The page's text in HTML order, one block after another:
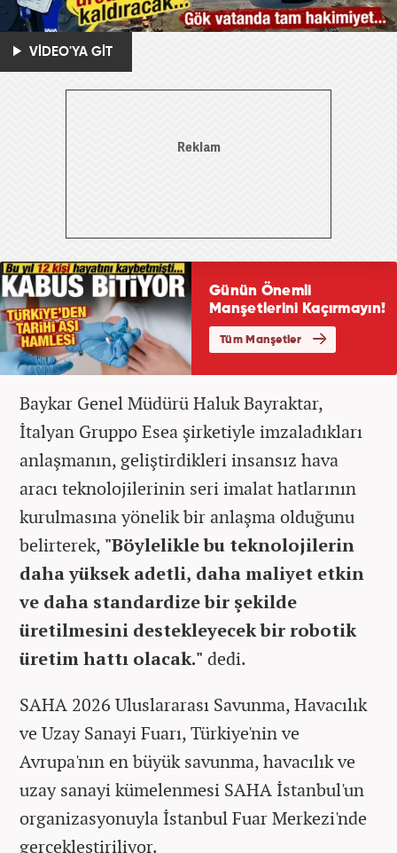
VİDEO'YA GİT
Baykar Genel Müdürü Haluk Bayraktar,
İtalyan Gruppo Esea şirketiyle imzaladıkları
anlaşmanın, geliştirdikleri insansız hava
aracı teknolojilerinin seri imalat hatlarının
kurulmasına yönelik bir anlaşma olduğunu
belirterek, "Böylelikle bu teknolojilerin
daha yüksek adetli, daha maliyet etkin
ve daha standardize bir şekilde
üretilmesini destekleyecek bir robotik
üretim hattı olacak." dedi.
SAHA 2026 Uluslararası Savunma, Havacılık
ve Uzay Sanayi Fuarı, Türkiye'nin ve
Avrupa'nın en büyük savunma, havacılık ve
uzay sanayi kümelenmesi SAHA İstanbul'un
organizasyonuyla İstanbul Fuar Merkezi'nde
gerçekleştiriliyor.